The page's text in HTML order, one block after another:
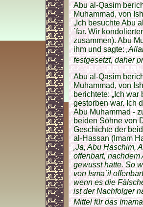
Abu al-Qasim
Muhammad, von
„Ich besuchte Abu
´far. Wir
zusammen). Abu
ihm und sagte:
festgesetzt, daher
Abu al-Qasim
Muhammad, von
berichtete: „Ich
gestorben war. Ich
Abu Muhammad -
beiden Söhne von
Geschichte der
al-Hassan (Imam
‚Ja, Abu Haschim,
offenbart, nachdem
gewusst hatte. So
von Isma´il
wenn es die
ist der Nachfolger
Mittel für das